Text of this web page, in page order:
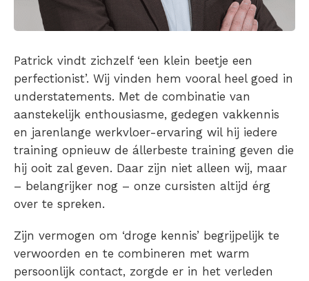
Patrick vindt zichzelf ‘een klein beetje een
perfectionist’. Wij vinden hem vooral heel goed in
understatements. Met de combinatie van
aanstekelijk enthousiasme, gedegen vakkennis
en jarenlange werkvloer-ervaring wil hij iedere
training opnieuw de állerbeste training geven die
hij ooit zal geven. Daar zijn niet alleen wij, maar
– belangrijker nog – onze cursisten altijd érg
over te spreken.
Zijn vermogen om ‘droge kennis’ begrijpelijk te
verwoorden en te combineren met warm
persoonlijk contact, zorgde er in het verleden